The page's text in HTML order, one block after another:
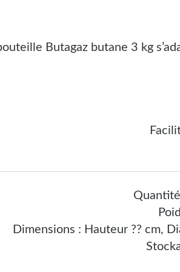
Butagaz butane 3 kg
Dimensions : Hauteur ?? cm,